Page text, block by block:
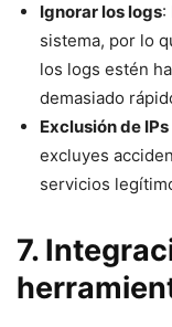
Ignorar los logs:
sistema, por lo
los logs estén
demasiado
Exclusión de
excluyes
servicios
7.